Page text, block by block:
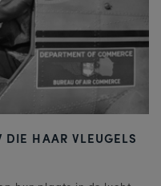
HAAR VLEUGELS